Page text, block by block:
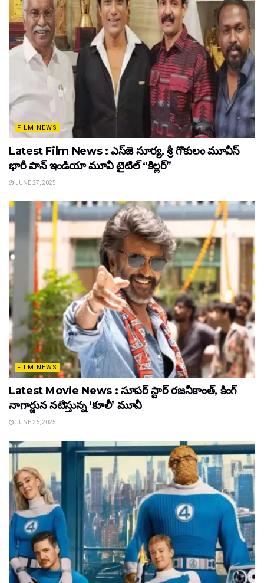
FILM NEWS
Latest Film News : ఎస్‌జె సూర్య, శ్రీ గొకులం మూవీస్‌
భారీ పాన్‌ ఇండియా మూవీ టైటిల్ “కిల్లర్”
JUNE 27, 2025
FILM NEWS
Latest Movie News : సూపర్ స్టార్ రజనీకాంత్, కింగ్
నాగార్జున నటిస్తున్న ‘కూలీ’ మూవీ
JUNE 26, 2025